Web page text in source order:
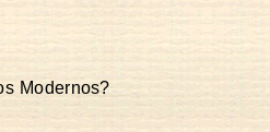
Modernos?